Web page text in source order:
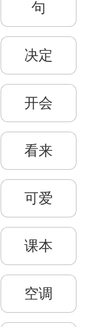
句
决定
开会
看来
可爱
课本
空调